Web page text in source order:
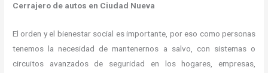
Cerrajero de autos en Ciudad Nueva
El orden y el bienestar social es importante, por eso como personas
tenemos la necesidad de mantenernos a salvo, con sistemas o
circuitos avanzados de seguridad en los hogares, empresas,